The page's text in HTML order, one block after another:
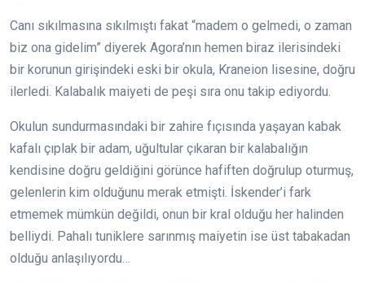
Canı sıkılmasına sıkılmıştı fakat “madem o gelmedi, o zaman
biz ona gidelim” diyerek Agora’nın hemen biraz ilerisindeki
bir korunun girişindeki eski bir okula, Kraneion lisesine, doğru
ilerledi. Kalabalık maiyeti de peşi sıra onu takip ediyordu.
Okulun sundurmasındaki bir zahire fıçısında yaşayan kabak
kafalı çıplak bir adam, uğultular çıkaran bir kalabalığın
kendisine doğru geldiğini görünce hafiften doğrulup oturmuş,
gelenlerin kim olduğunu merak etmişti. İskender’i fark
etmemek mümkün değildi, onun bir kral olduğu her halinden
belliydi. Pahalı tuniklere sarınmış maiyetin ise üst tabakadan
olduğu anlaşılıyordu…